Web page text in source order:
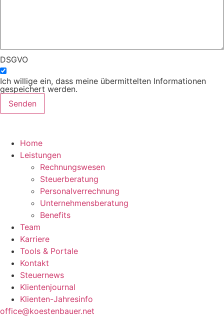
DSGVO
Ich willige ein, dass meine übermittelten Informationen
gespeichert werden.
Senden
Home
Leistungen
Rechnungswesen
Steuerberatung
Personalverrechnung
Unternehmensberatung
Benefits
Team
Karriere
Tools & Portale
Kontakt
Steuernews
Klientenjournal
Klienten-Jahresinfo
office@koestenbauer.net